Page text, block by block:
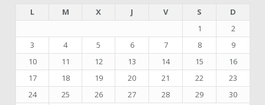
L
M X J V S
D
1
2
3
4 5 6 7 8
9
10
11 12 13 14 15
16
17
18 19 20 21 22
23
24
25 26 27 28 29
30